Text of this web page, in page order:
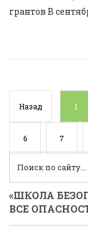
грантов В
Назад 1
6 7
«ШКОЛА
ВСЕ